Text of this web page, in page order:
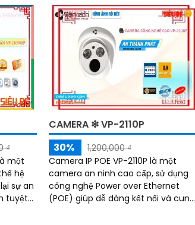
₫
một
hệ
sự an
tuyệt
CAMERA ❇ VP-2110P
30%
1,200,000 ₫
Camera IP POE VP-2110P là một
camera an ninh cao cấp, sử dụng
công nghệ Power over Ethernet
(POE) giúp dễ dàng kết nối và cung